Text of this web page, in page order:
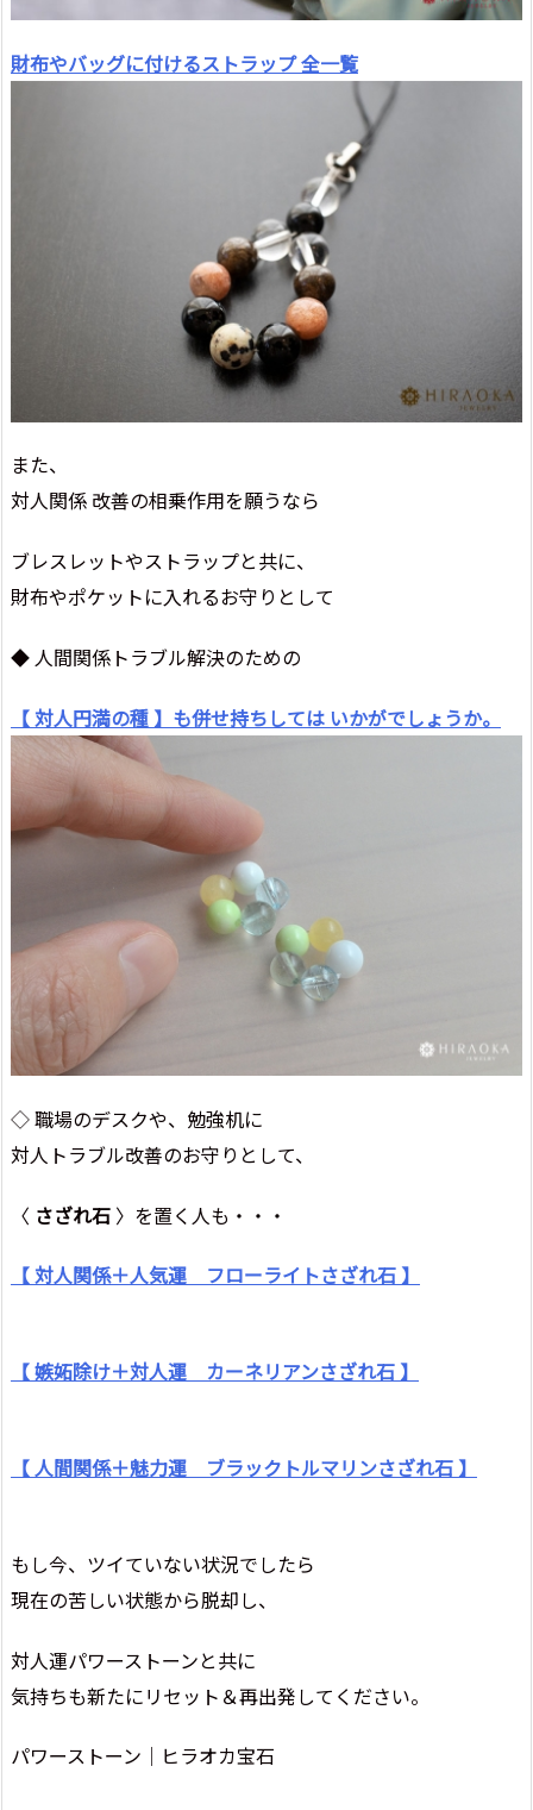
財布やバッグに付けるストラップ 全一覧
また、
対人関係 改善の相乗作用を願うなら
ブレスレットやストラップと共に、
財布やポケットに入れるお守りとして
◆ 人間関係トラブル解決のための
【 対人円満の種 】も併せ持ちしては いかがでしょうか。
◇ 職場のデスクや、勉強机に
対人トラブル改善のお守りとして、
〈 さざれ石 〉を置く人も・・・
【 対人関係＋人気運 フローライトさざれ石 】
【 嫉妬除け＋対人運 カーネリアンさざれ石 】
【 人間関係＋魅力運 ブラックトルマリンさざれ石 】
もし今、ツイていない状況でしたら
現在の苦しい状態から脱却し、
対人運パワーストーンと共に
気持ちも新たにリセット＆再出発してください。
パワーストーン│ヒラオカ宝石